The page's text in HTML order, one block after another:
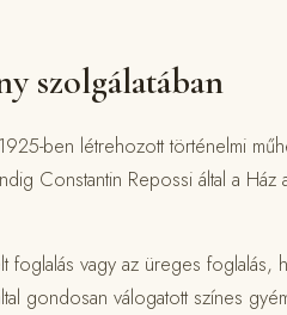
szolgálatában
ben létrehozott történelmi
Constantin Repossi által a Ház
foglalás vagy az üreges foglalás,
gondosan válogatott színes